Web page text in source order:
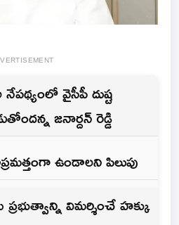
నేపథ్యంలో వైసీపీ దుష్ట
జనార్దన్ రెడ్డి
ఉండాలని పిలుపు
విమర్శించే హక్కు